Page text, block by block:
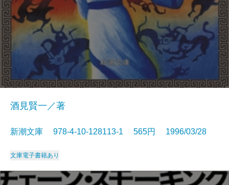
酒見賢一／著
新潮文庫 978-4-10-128113-1 565円 1996/03/28
文庫電子書籍あり